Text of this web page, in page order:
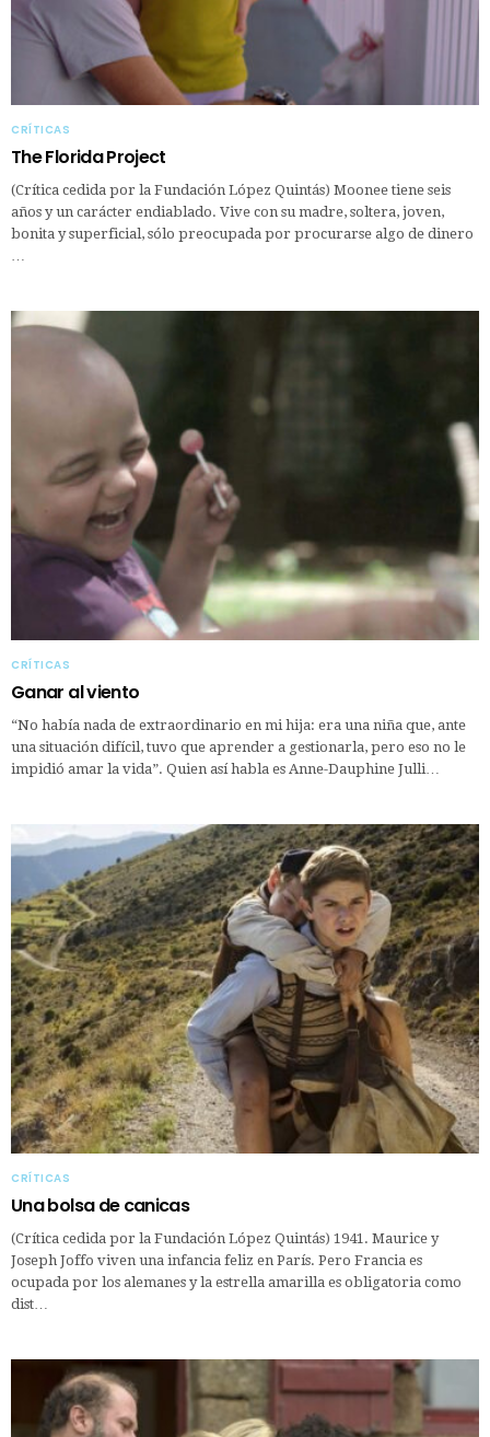
CRÍTICAS
The Florida Project
(Crítica cedida por la Fundación López Quintás) Moonee tiene seis
años y un carácter endiablado. Vive con su madre, soltera, joven,
bonita y superficial, sólo preocupada por procurarse algo de dinero
…
CRÍTICAS
Ganar al viento
“No había nada de extraordinario en mi hija: era una niña que, ante
una situación difícil, tuvo que aprender a gestionarla, pero eso no le
impidió amar la vida”. Quien así habla es Anne-Dauphine Julli…
CRÍTICAS
Una bolsa de canicas
(Crítica cedida por la Fundación López Quintás) 1941. Maurice y
Joseph Joffo viven una infancia feliz en París. Pero Francia es
ocupada por los alemanes y la estrella amarilla es obligatoria como
dist…